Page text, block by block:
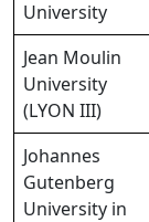
University
Jean Moulin
University
(LYON III)
Johannes
Gutenberg
University in